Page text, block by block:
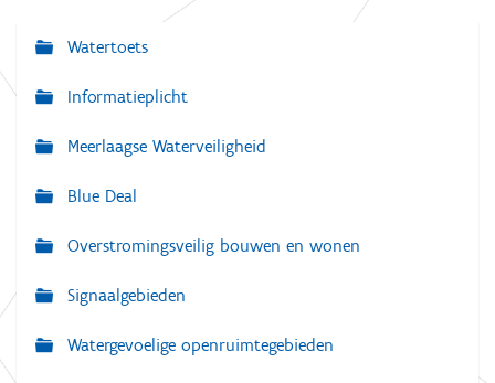
N
a
i
g
t
Watertoets
Informatieplicht
Meerlaagse Waterveiligheid
Blue Deal
Overstromingsveilig bouwen en wonen
Signaalgebieden
Watergevoelige openruimtegebieden